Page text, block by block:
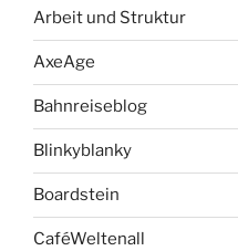
Arbeit und Struktur
AxeAge
Bahnreiseblog
Blinkyblanky
Boardstein
CaféWeltenall